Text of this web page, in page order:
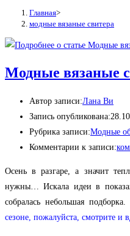
Главная>
модные вязаные свитера
Модные вязаные
Автор записи:Лана Ви
Запись опубликована:
Рубрика записи:Модные
Комментарии к записи:
Осень в разгаре, а значит
нужны… Искала идеи в
собралась небольшая
сезоне, пожалуйста, смотрите и